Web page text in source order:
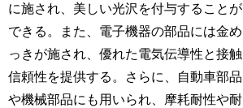
に施され、美しい光沢を付与することが
できる。また、電子機器の部品には金め
っきが施され、優れた電気伝導性と接触
信頼性を提供する。さらに、自動車部品
や機械部品にも用いられ、摩耗耐性や耐